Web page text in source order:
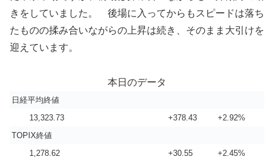
きをしていました。 後場に入ってからもスピードは落ち
たものの揉み合いながらの上昇は続き、そのまま大引けを
迎えています。
本日のデータ
日経平均終値
13,323.73
+378.43
+2.92%
TOPIX終値
1,278.62
+30.55
+2.45%